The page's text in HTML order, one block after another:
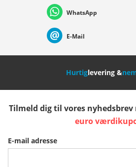
Nederland Italia (Italiano)
Slovenija
Belgique (Français) Danmark
WhatsApp
E-Mail
Hurtiglevering &
Tilmeld dig til vores nyhedsbrev
euro
E-mail adresse